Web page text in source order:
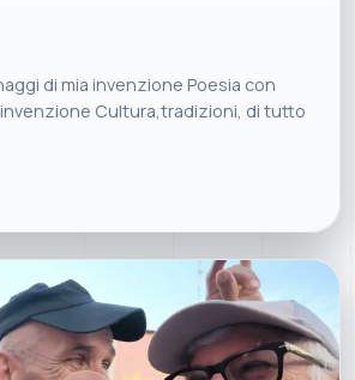
di mia invenzione Poesia con
invenzione Cultura,tradizioni, di tutto